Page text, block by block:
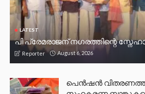
LATEST
പി പ്രേമരാജന് നഗരത്തിന്റെ
Reporter August 6, 2026
പെൻഷൻ